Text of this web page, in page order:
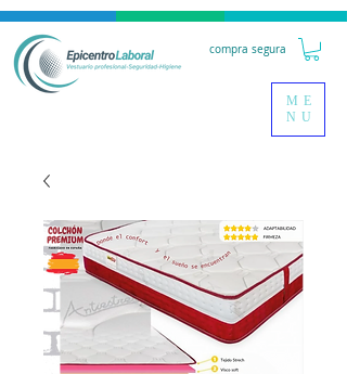
compra segura
ME
NU